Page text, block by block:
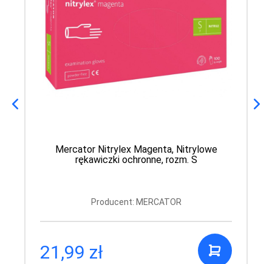
Mercator Nitrylex Magenta, Nitrylowe
rękawiczki ochronne, rozm. S
Producent: MERCATOR
21,99 zł